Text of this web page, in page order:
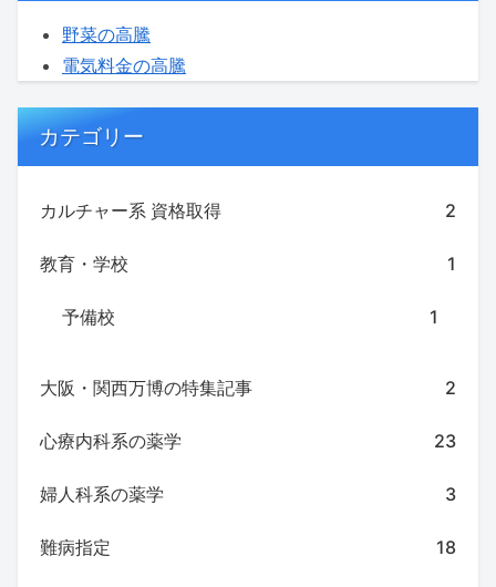
野菜の高騰
電気料金の高騰
カテゴリー
カルチャー系 資格取得 2
教育・学校 1
予備校 1
大阪・関西万博の特集記事 2
心療内科系の薬学 23
婦人科系の薬学 3
難病指定 18